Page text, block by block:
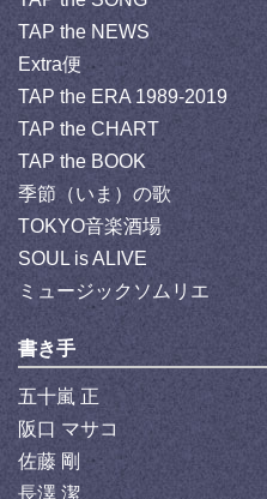
TAP the NEWS
Extra便
TAP the ERA 1989-2019
TAP the CHART
TAP the BOOK
季節（いま）の歌
TOKYO音楽酒場
SOUL is ALIVE
ミュージックソムリエ
書き手
五十嵐 正
阪口 マサコ
佐藤 剛
長澤 潔